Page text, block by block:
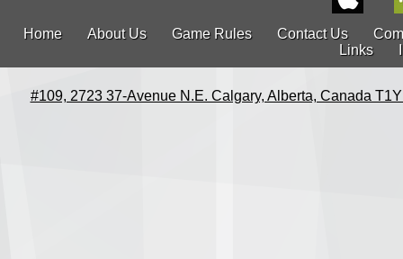
Home About Us Game Rules Contact Us
Links
#109, 2723 37-Avenue N.E. Calgary, Alberta, Canada